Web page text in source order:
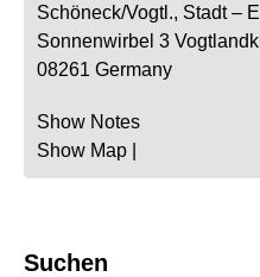
Schöneck/Vogtl., Stadt –
Sonnenwirbel 3
08261 Germany
Show Notes
Show Map
Suchen